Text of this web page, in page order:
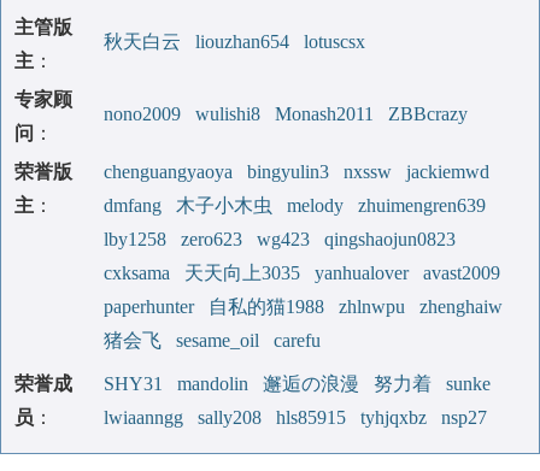
主管版
主 ：
秋天白云 liouzhan654 lotuscsx
专家顾
问 ：
nono2009 wulishi8 Monash2011 ZBBcrazy
荣誉版
主 ：
chenguangyaoya bingyulin3 nxssw
jackiemwd
dmfang
木子小木虫 melody
zhuimengren639
lby1258
zero623 wg423
qingshaojun0823
cxksama
天天向上3035 yanhualover
avast2009
paperhunter
自私的猫1988 zhlnwpu
zhenghaiw
猪会飞
sesame_oil carefu
荣誉成
员 ：
SHY31 mandolin 邂逅の浪漫 努力着
sunke
lwiaanngg
sally208 hls85915 tyhjqxbz nsp27